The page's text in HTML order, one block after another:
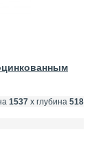
1537 х глубина 518